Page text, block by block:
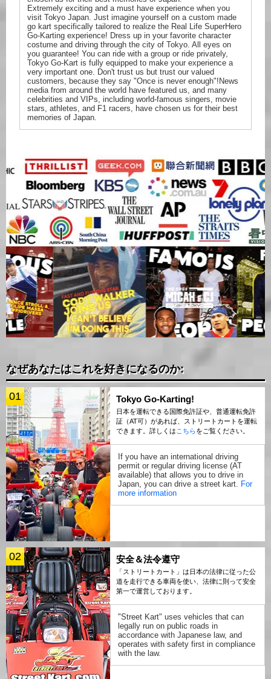
Extremely exciting and a must have experience when you
visit Tokyo Japan. Just imagine yourself on a custom made
go kart specifically tailored to realize the Real Life SuperHero
Go-Karting experience! Dress up in your favorite character
costume and driving through the city of Tokyo. All eyes on
you guarantee! You can ride with a group or ride privately,
Tokyo Go-Kart is fully equipped to make your experience a
very important one. Don't trust us but trust our valued
customers, because they say "Once is never enough"!News
media from around the world have featured us, and many
celebrities and VIPs, including world-famous singers, movie
stars, athletes, and F1 racers, have chosen us for their best
memories of Japan.
なぜあなたはこれを好きになるのか:
01 Tokyo Go-Karting!
日本を運転できる国際免許証や、普通運転免許
証（AT可）があれば、ストリートカートを運転
できます。詳しくは こちらをご覧ください。
If you have an international driving
permit or regular driving license (AT
available) that allows you to drive in
Japan, you can drive a street kart. For
more information
02 安全＆法令遵守
「ストリートカート」は日本の法律に従った公
道を走行できる車両を使い、法律に則って安全
第一で運営しております。
"Street Kart" uses vehicles that can
legally run on public roads in
accordance with Japanese law, and
operates with safety first in compliance
with the law.